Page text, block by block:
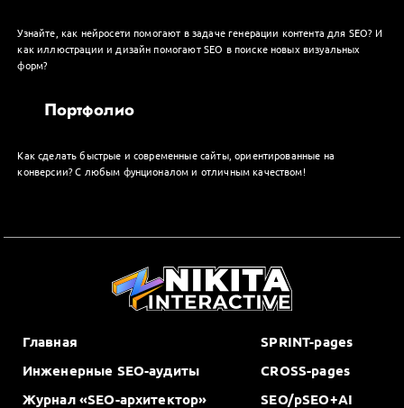
Узнайте, как нейросети помогают в задаче генерации контента для SEO? И
как иллюстрации и дизайн помогают SEO в поиске новых визуальных
форм?
Портфолио
Как сделать быстрые и современные сайты, ориентированные на
конверсии? С любым фунционалом и отличным качеством!
Главная
Инженерные SEO-аудиты
Журнал «SEO-архитектор»
SPRINT-pages
CROSS-pages
SEO/pSEO+AI